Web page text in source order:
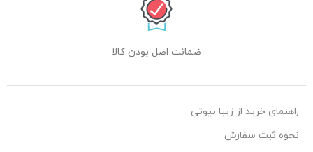
ضمانت اصل بودن کالا
راهنمای خرید از زیبا بیوتی
نحوه ثبت سفارش